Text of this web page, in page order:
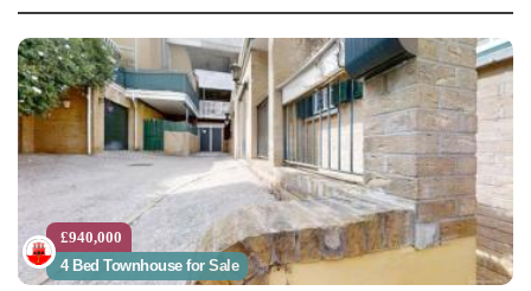
£940,000
4 Bed Townhouse for Sale